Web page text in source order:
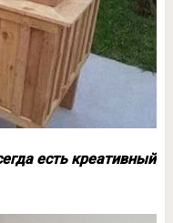
есть креативный